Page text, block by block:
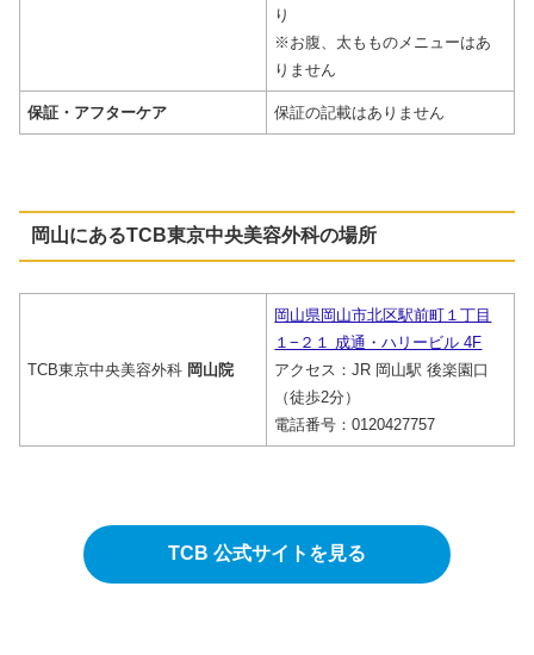
り
※お腹、太もものメニューはあ
りません
保証・アフターケア 保証の記載はありません
岡山にあるTCB東京中央美容外科の場所
TCB東京中央美容外科 岡山院
岡山県岡山市北区駅前町１丁目
１−２１ 成通・ハリービル 4F
アクセス：JR 岡山駅 後楽園口
（徒歩2分）
電話番号：0120427757
TCB 公式サイトを見る